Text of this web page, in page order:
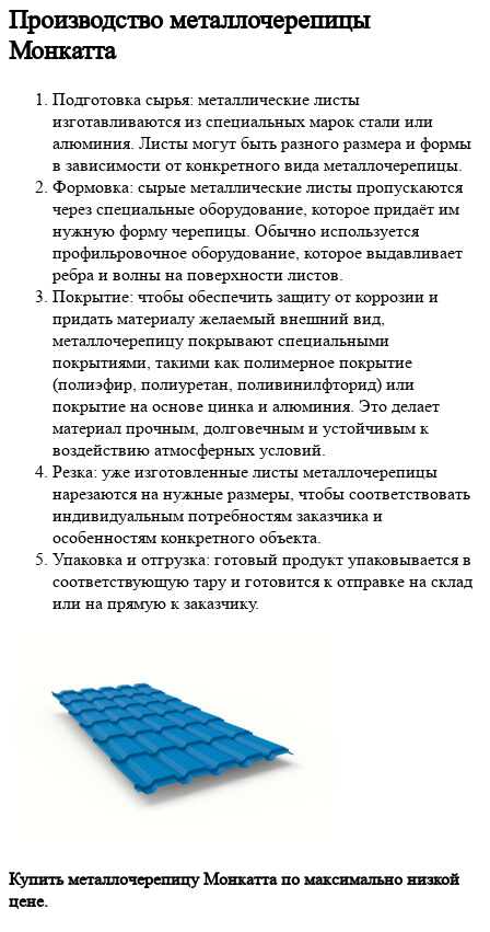
Производство металлочерепицы
Монкатта
Подготовка сырья: металлические листы
изготавливаются из специальных марок стали или
алюминия. Листы могут быть разного размера и формы
в зависимости от конкретного вида металлочерепицы.
Формовка: сырые металлические листы пропускаются
через специальные оборудование, которое придаёт им
нужную форму черепицы. Обычно используется
профильровочное оборудование, которое выдавливает
ребра и волны на поверхности листов.
Покрытие: чтобы обеспечить защиту от коррозии и
придать материалу желаемый внешний вид,
металлочерепицу покрывают специальными
покрытиями, такими как полимерное покрытие
(полиэфир, полиуретан, поливинилфторид) или
покрытие на основе цинка и алюминия. Это делает
материал прочным, долговечным и устойчивым к
воздействию атмосферных условий.
Резка: уже изготовленные листы металлочерепицы
нарезаются на нужные размеры, чтобы соответствовать
индивидуальным потребностям заказчика и
особенностям конкретного объекта.
Упаковка и отгрузка: готовый продукт упаковывается в
соответствующую тару и готовится к отправке на склад
или на прямую к заказчику.
Купить металлочерепицу Монкатта по максимально низкой
цене.